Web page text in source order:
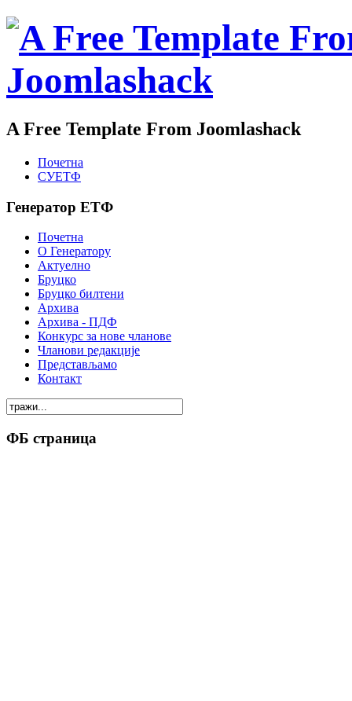
A Free Template From Joomlashack
Почетна
СУЕТФ
Генератор ЕТФ
Почетна
О Генератору
Актуелно
Бруцко
Бруцко билтени
Архива
Архива - ПДФ
Конкурс за нове чланове
Чланови редакције
Представљамо
Контакт
ФБ страница